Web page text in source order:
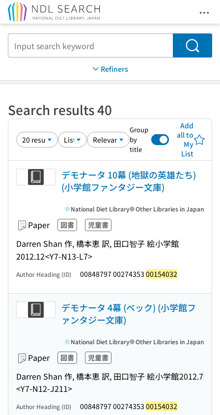
Search
Refiners
Search results 40
Group
by
title
Add
all to
My
List
デモナータ 10幕 (地獄の英雄たち)
(小学館ファンタジー文庫)
Paper 図書 児童書
Darren Shan 作, 橋本恵 訳, 田口智子 絵小学館
2012.12<Y7-N13-L7>
National Diet Library Other Libraries in Japan
Author Heading (ID) 00848797 00274353 00154032
デモナータ 4幕 (ベック) (小学館フ
ァンタジー文庫)
Paper 図書 児童書
Darren Shan 作, 橋本恵 訳, 田口智子 絵小学館2012.7
<Y7-N12-J211>
National Diet Library Other Libraries in Japan
Author Heading (ID) 00848797 00274353 00154032